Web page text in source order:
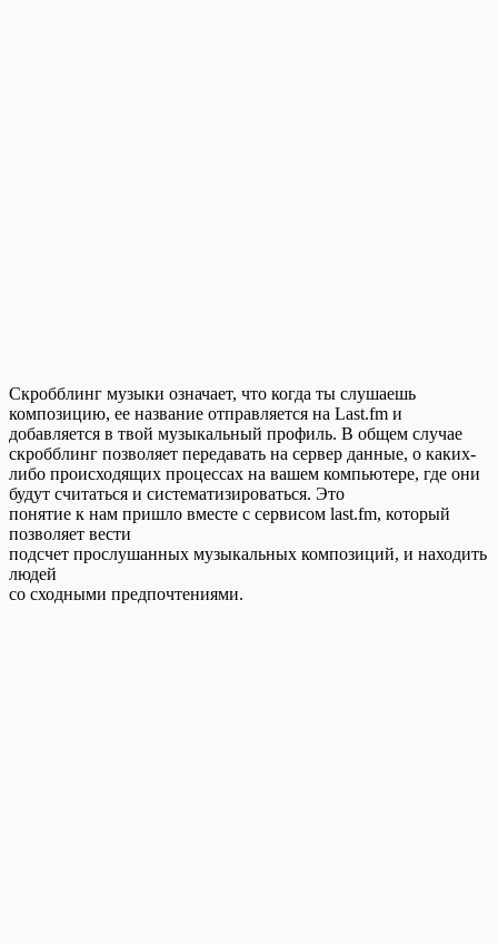
Скробблинг музыки означает, что когда ты слушаешь
композицию, ее название отправляется на Last.fm и
добавляется в твой музыкальный профиль. В общем случае
скробблинг позволяет передавать на сервер данные, о каких-
либо происходящих процессах на вашем компьютере, где они
будут считаться и систематизироваться. Это
понятие к нам пришло вместе с сервисом last.fm, который
позволяет вести
подсчет прослушанных музыкальных композиций, и находить
людей
со сходными предпочтениями.